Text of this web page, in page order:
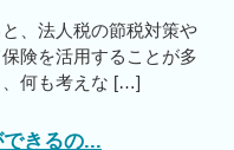
、法人税の節税対策や
険を活用することが多
、何も考えな […]
きるの...